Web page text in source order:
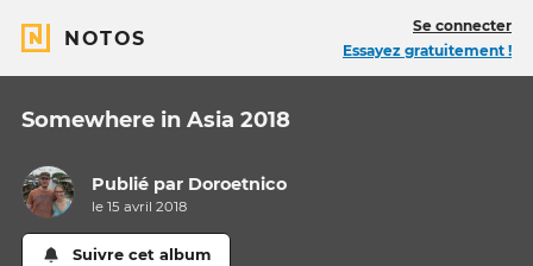
NOTOS
Se connecter
Essayez gratuitement !
Somewhere in Asia 2018
Publié par Doroetnico
le 15 avril 2018
Suivre cet album